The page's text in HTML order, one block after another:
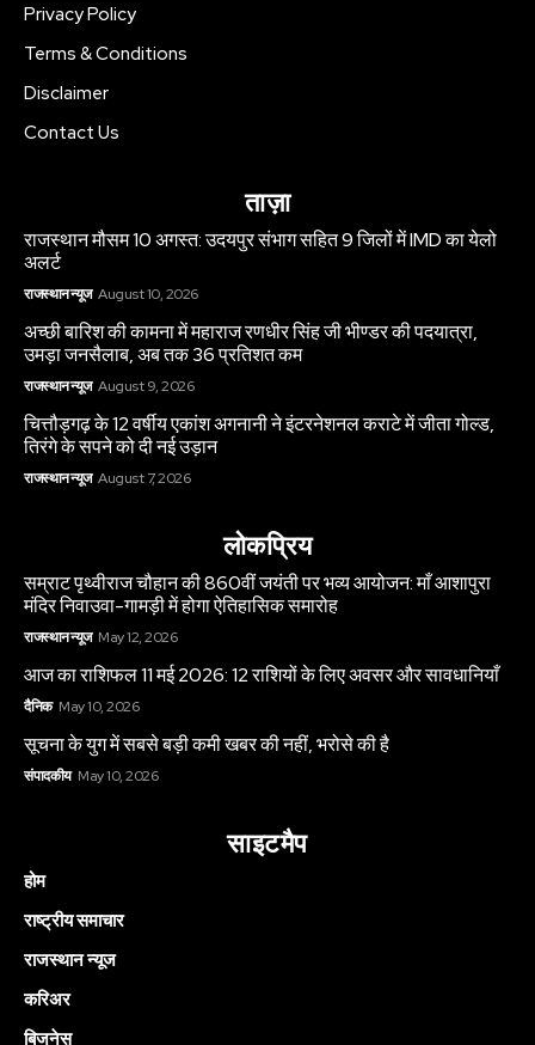
Privacy Policy
Terms & Conditions
Disclaimer
Contact Us
ताज़ा
राजस्थान मौसम 10 अगस्त: उदयपुर संभाग सहित 9 जिलों में IMD का येलो
अलर्ट
राजस्थान न्यूज August 10, 2026
अच्छी बारिश की कामना में महाराज रणधीर सिंह जी भीण्डर की पदयात्रा,
उमड़ा जनसैलाब, अब तक 36 प्रतिशत कम
राजस्थान न्यूज August 9, 2026
चित्तौड़गढ़ के 12 वर्षीय एकांश अगनानी ने इंटरनेशनल कराटे में जीता गोल्ड,
तिरंगे के सपने को दी नई उड़ान
राजस्थान न्यूज August 7, 2026
लोकप्रिय
सम्राट पृथ्वीराज चौहान की 860वीं जयंती पर भव्य आयोजन: माँ आशापुरा
मंदिर निवाउवा-गामड़ी में होगा ऐतिहासिक समारोह
राजस्थान न्यूज May 12, 2026
आज का राशिफल 11 मई 2026: 12 राशियों के लिए अवसर और सावधानियाँ
दैनिक May 10, 2026
सूचना के युग में सबसे बड़ी कमी खबर की नहीं, भरोसे की है
संपादकीय May 10, 2026
साइटमैप
होम
राष्ट्रीय समाचार
राजस्थान न्यूज
करिअर
बिजनेस